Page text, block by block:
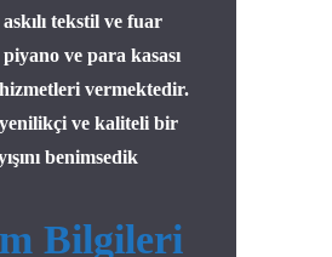
askılı tekstil ve fuar
piyano ve para kasası
hizmetleri vermektedir.
ve kaliteli bir
benimsedik
Bilgileri